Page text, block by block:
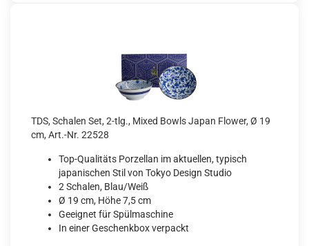
TDS, Schalen Set, 2-tlg., Mixed Bowls Japan Flower, Ø 19
cm, Art.-Nr. 22528
Top-Qualitäts Porzellan im aktuellen, typisch
japanischen Stil von Tokyo Design Studio
2 Schalen, Blau/Weiß
Ø 19 cm, Höhe 7,5 cm
Geeignet für Spülmaschine
In einer Geschenkbox verpackt